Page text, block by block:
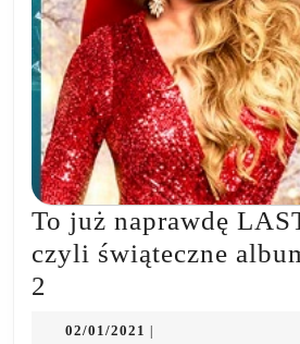
To już naprawdę
czyli świąteczne
2
02/01/2021 02/01/2021